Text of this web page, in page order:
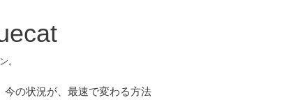
。
今の状況が、最速で変わる方法